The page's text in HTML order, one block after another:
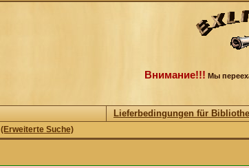
Внимание!!! Мы
Lieferbedingungen für
(Erweiterte Suche)